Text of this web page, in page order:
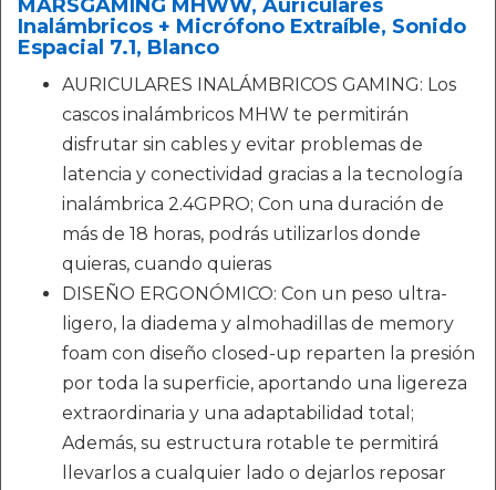
MARSGAMING MHWW, Auriculares
Inalámbricos + Micrófono Extraíble, Sonido
Espacial 7.1, Blanco
AURICULARES INALÁMBRICOS GAMING: Los
cascos inalámbricos MHW te permitirán
disfrutar sin cables y evitar problemas de
latencia y conectividad gracias a la tecnología
inalámbrica 2.4GPRO; Con una duración de
más de 18 horas, podrás utilizarlos donde
quieras, cuando quieras
DISEÑO ERGONÓMICO: Con un peso ultra-
ligero, la diadema y almohadillas de memory
foam con diseño closed-up reparten la presión
por toda la superficie, aportando una ligereza
extraordinaria y una adaptabilidad total;
Además, su estructura rotable te permitirá
llevarlos a cualquier lado o dejarlos reposar